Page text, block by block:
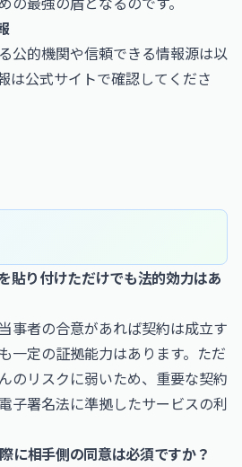
公的機関や信頼できる情報源は以
は公式サイトで確認してくださ
貼り付けただけでも法的効力はあ
事者の合意があれば契約は成立す
一定の証拠能力はあります。ただ
のリスクに弱いため、重要な契約
子署名法に準拠したサービスの利
に相手側の同意は必須ですか？